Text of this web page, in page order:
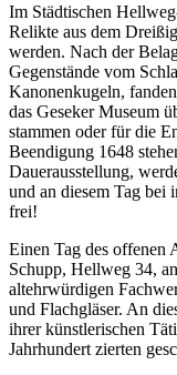
Im Städtischen
Relikte aus dem
werden. Nach der
Gegenstände vom
Kanonenkugeln,
das Geseker Museum
stammen oder für die
Beendigung 1648
Dauerausstellung,
und an diesem Tag bei
frei!
Einen Tag des offenen
Schupp, Hellweg 34,
altehrwürdigen
und Flachgläser. An
ihrer künstlerischen
Jahrhundert zierten